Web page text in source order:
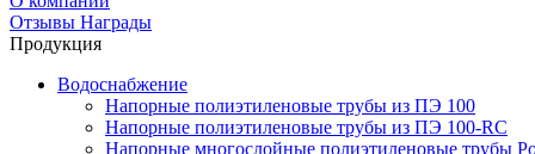
Отзывы Награды
Продукция
Водоснабжение
Напорные полиэтиленовые трубы из ПЭ 100
Напорные полиэтиленовые трубы из ПЭ 100-RC
Напорные многослойные полиэтиленовые трубы